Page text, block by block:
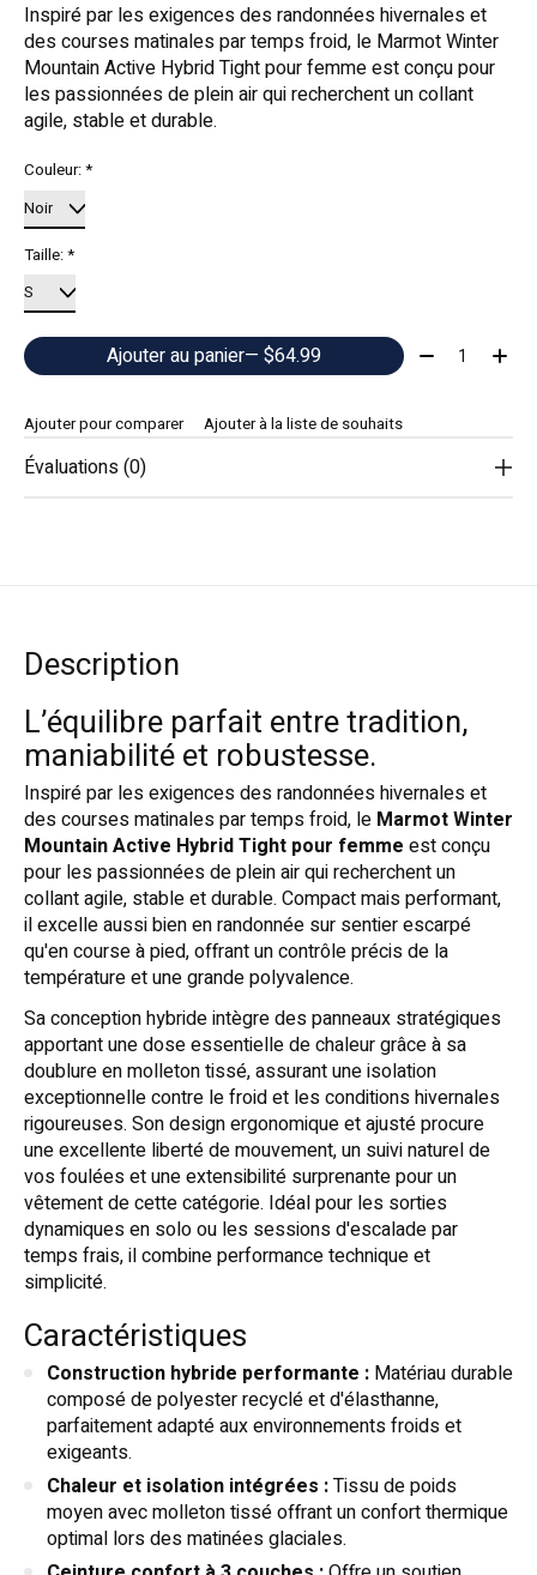
Inspiré par les exigences des randonnées hivernales et
des courses matinales par temps froid, le Marmot Winter
Mountain Active Hybrid Tight pour femme est conçu pour
les passionnées de plein air qui recherchent un collant
agile, stable et durable.
Couleur:*
Taille:*
Ajouter au panier — $64.99 Quantité:
Ajouter pour comparer Ajouter à la liste de souhaits
Évaluations (0)
Description
L’équilibre parfait entre tradition,
maniabilité et robustesse.
Inspiré par les exigences des randonnées hivernales et
des courses matinales par temps froid, le Marmot Winter
Mountain Active Hybrid Tight pour femme est conçu
pour les passionnées de plein air qui recherchent un
collant agile, stable et durable. Compact mais performant,
il excelle aussi bien en randonnée sur sentier escarpé
qu'en course à pied, offrant un contrôle précis de la
température et une grande polyvalence.
Sa conception hybride intègre des panneaux stratégiques
apportant une dose essentielle de chaleur grâce à sa
doublure en molleton tissé, assurant une isolation
exceptionnelle contre le froid et les conditions hivernales
rigoureuses. Son design ergonomique et ajusté procure
une excellente liberté de mouvement, un suivi naturel de
vos foulées et une extensibilité surprenante pour un
vêtement de cette catégorie. Idéal pour les sorties
dynamiques en solo ou les sessions d'escalade par
temps frais, il combine performance technique et
simplicité.
Caractéristiques
Construction hybride performante : Matériau durable
composé de polyester recyclé et d'élasthanne,
parfaitement adapté aux environnements froids et
exigeants.
Chaleur et isolation intégrées :Tissu de poids
moyen avec molleton tissé offrant un confort thermique
optimal lors des matinées glaciales.